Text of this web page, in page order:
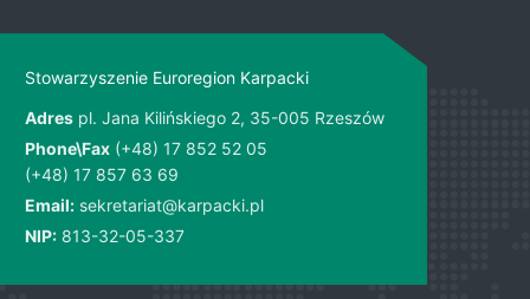
Stowarzyszenie Euroregion Karpacki
Adres pl. Jana Kilińskiego 2, 35-005 Rzeszów
Phone\Fax (+48) 17 852 52 05
(+48) 17 857 63 69
Email: sekretariat@karpacki.pl
NIP: 813-32-05-337